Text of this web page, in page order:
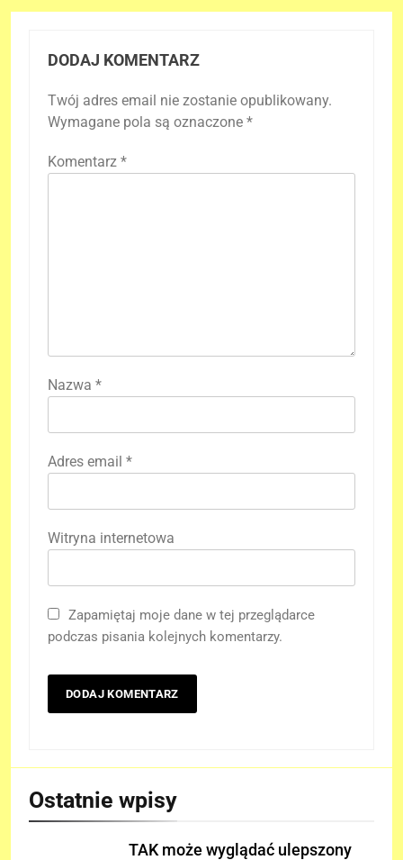
DODAJ KOMENTARZ
Twój adres email nie zostanie opublikowany.
Wymagane pola są oznaczone *
Komentarz *
Nazwa *
Adres email *
Witryna internetowa
Zapamiętaj moje dane w tej przeglądarce
podczas pisania kolejnych komentarzy.
Ostatnie wpisy
TAK może wyglądać ulepszony